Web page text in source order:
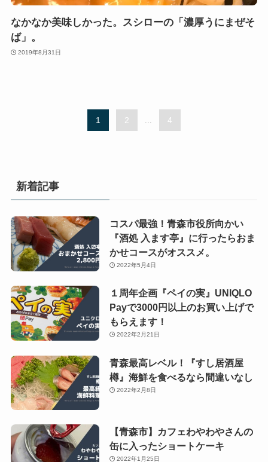
なかなか美味しかった。スシローの「濃厚うにまぜそ
ば」。
2019年8月31日
1 2 4
新着記事
コスパ最強！青森市役所向かい
『酒処 入ます亭』に行ったらおま
かせコースがオススメ。
2022年5月4日
１周年企画『ペイの実』UNIQLO
Payで3000円以上のお買い上げで
もらえます！
2022年2月21日
青森最高レベル！『すし居酒屋
樽』海鮮を食べるなら間違いなし
2022年2月8日
【青森市】カフェわやわやさんの
缶に入ったショートケーキ
2022年1月25日